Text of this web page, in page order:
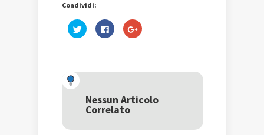
Condividi:
Fai
clic
una
nuova
finestra)
Fai
clic
nuova
finestra)
Fai
clic
una
nuova
Nessun Articolo
Correlato